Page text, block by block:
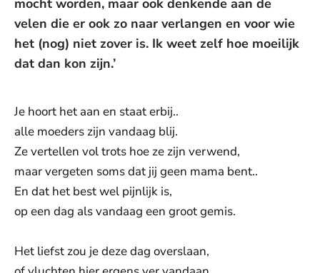
mocht worden, maar ook denkende aan de
velen die er ook zo naar verlangen en voor wie
het (nog) niet zover is. Ik weet zelf hoe moeilijk
dat dan kon zijn.’
Je hoort het aan en staat erbij..
alle moeders zijn vandaag blij.
Ze vertellen vol trots hoe ze zijn verwend,
maar vergeten soms dat jij geen mama bent..
En dat het best wel pijnlijk is,
op een dag als vandaag een groot gemis.
Het liefst zou je deze dag overslaan,